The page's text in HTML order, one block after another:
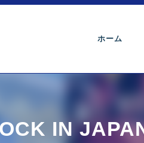
ホーム
IN